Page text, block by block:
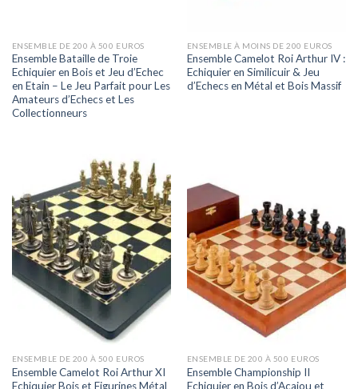
ENSEMBLE DE 200 À 500 EUROS
Ensemble Bataille de Troie
Echiquier en Bois et Jeu d’Echec
en Etain – Le Jeu Parfait pour Les
Amateurs d’Echecs et Les
Collectionneurs
ENSEMBLE À MOINS DE 200 EUROS
Ensemble Camelot Roi Arthur IV :
Echiquier en Similicuir & Jeu
d’Echecs en Métal et Bois Massif
ENSEMBLE DE 200 À 500 EUROS
Ensemble Camelot Roi Arthur XI
Echiquier Bois et Figurines Métal
ENSEMBLE DE 200 À 500 EUROS
Ensemble Championship II
Echiquier en Bois d’Acajou et